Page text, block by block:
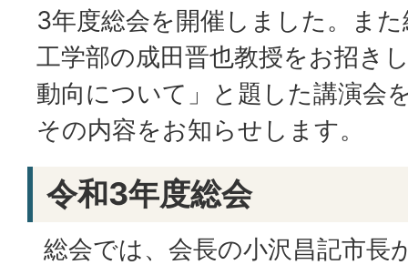
3年度総会を開催しました。ま
工学部の成田晋也教授をお招き
動向について」と題した講演会
その内容をお知らせします。
令和3年度総会
総会では、会長の小沢昌記市長